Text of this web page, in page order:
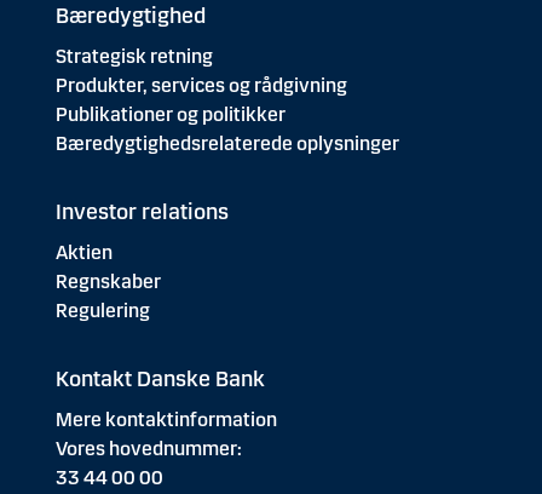
Bæredygtighed
Strategisk retning
Produkter, services og rådgivning
Publikationer og politikker
Bæredygtighedsrelaterede oplysninger
Investor relations
Aktien
Regnskaber
Regulering
Kontakt Danske Bank
Mere kontaktinformation
Vores hovednummer:
33 44 00 00